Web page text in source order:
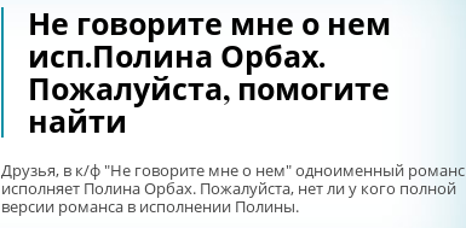
Не говорите мне о нем
исп.Полина Орбах.
Пожалуйста, помогите
найти
Друзья, в к/ф "Не говорите мне о нем" одноименный романс
исполняет Полина Орбах. Пожалуйста, нет ли у кого полной
версии романса в исполнении Полины.